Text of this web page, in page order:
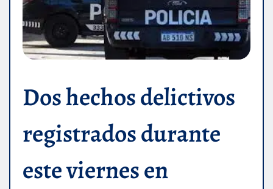
Dos hechos delictivos
registrados durante
este viernes en